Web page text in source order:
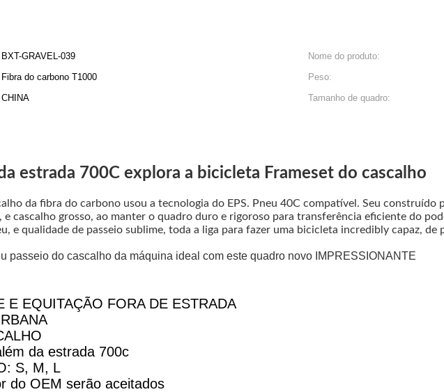
BXT-GRAVEL-039 Nome do produto:
Fibra do carbono T1000 Peso:
CHINA Tamanho de quadro:
estrada 700C explora a bicicleta Frameset do cascalho
da fibra do carbono usou a tecnologia do EPS. Pneu 40C compatível. Seu construído
e cascalho grosso, ao manter o quadro duro e rigoroso para transferência eficiente do
e qualidade de passeio sublime, toda a liga para fazer uma bicicleta incredibly capaz, de
passeio do cascalho da máquina ideal com este quadro novo IMPRESSIONANTE
E EQUITAÇÃO FORA DE ESTRADA
da estrada 700c
S, M, L
do OEM serão aceitados